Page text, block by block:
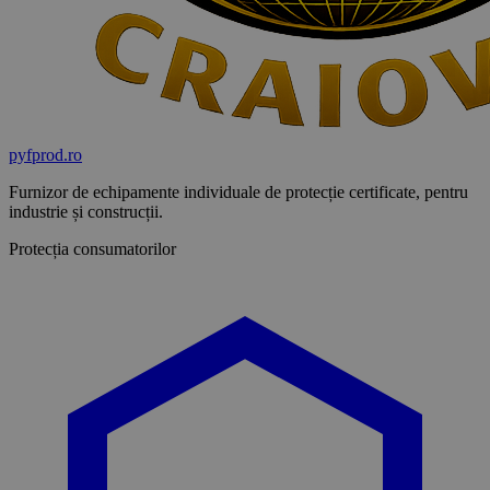
pyfprod.ro
Furnizor de echipamente individuale de protecție certificate, pentru
industrie și construcții.
Protecția consumatorilor